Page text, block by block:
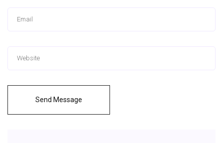
Send Message